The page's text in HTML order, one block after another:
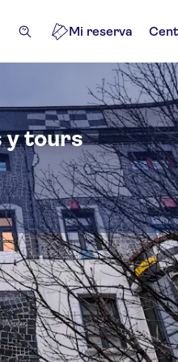
Mi reserva
y tours
Kunst Haus
de un día